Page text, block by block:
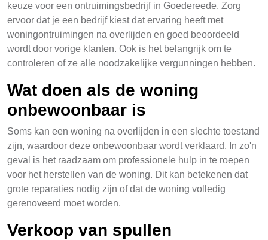
keuze voor een ontruimingsbedrijf in Goedereede. Zorg
ervoor dat je een bedrijf kiest dat ervaring heeft met
woningontruimingen na overlijden en goed beoordeeld
wordt door vorige klanten. Ook is het belangrijk om te
controleren of ze alle noodzakelijke vergunningen hebben.
Wat doen als de woning
onbewoonbaar is
Soms kan een woning na overlijden in een slechte toestand
zijn, waardoor deze onbewoonbaar wordt verklaard. In zo'n
geval is het raadzaam om professionele hulp in te roepen
voor het herstellen van de woning. Dit kan betekenen dat
grote reparaties nodig zijn of dat de woning volledig
gerenoveerd moet worden.
Verkoop van spullen